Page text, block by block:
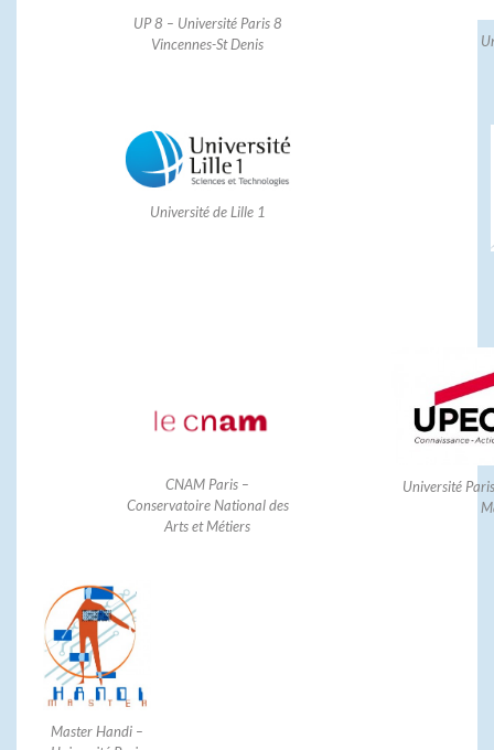
UP 8 – Université Paris 8
Vincennes-St Denis
Université de Lille 1
CNAM Paris –
Conservatoire National des
Arts et Métiers
Université
Master Handi –